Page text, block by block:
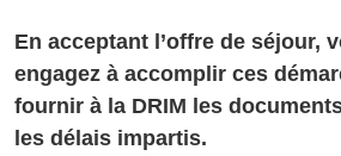
En acceptant l’offre de séjour,
engagez à accomplir ces
fournir à la DRIM les
les délais impartis.